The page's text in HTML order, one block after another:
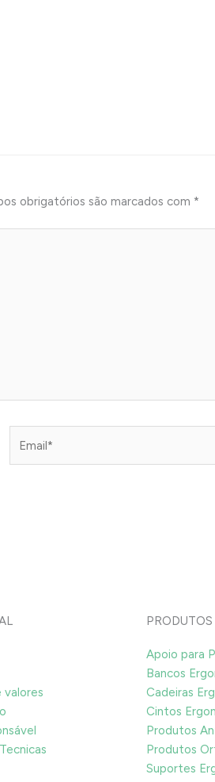
obrigatórios são marcados com *
valores
PRODUTOS
Apoio para
Bancos
Cadeiras
Cintos
Produtos
Produtos
Suportes